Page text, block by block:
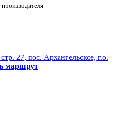
производителя
27, пос. Архангельское, г.о.
маршрут